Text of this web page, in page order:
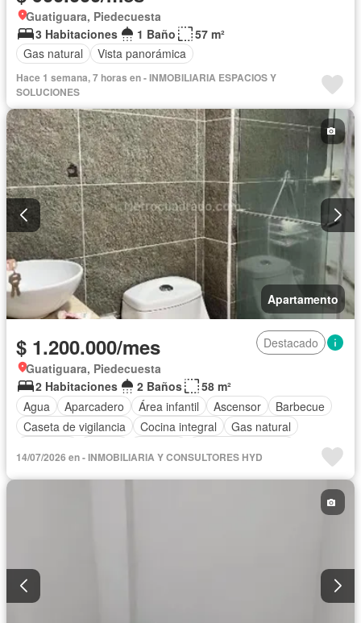
Guatiguara, Piedecuesta
3 Habitaciones
1 Baño
57 m²
Gas natural
Vista panorámica
Hace 1 semana, 7 horas en - INMOBILIARIA ESPACIOS Y
SOLUCIONES
Apartamento
$ 1.200.000/mes
Destacado
Guatiguara, Piedecuesta
2 Habitaciones
2 Baños
58 m²
Agua
Aparcadero Área infantil Ascensor
Barbecue
Caseta de vigilancia
Cocina integral
Gas natural
Tanque de agua
Vista panorámica
Permite mascotas
14/07/2026 en - INMOBILIARIA Y CONSULTORES HYD